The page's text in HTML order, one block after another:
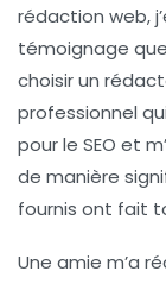
rédaction web,
témoignage que
choisir un
professionnel
pour le SEO et
de manière
fournis ont fait
Une amie m’a